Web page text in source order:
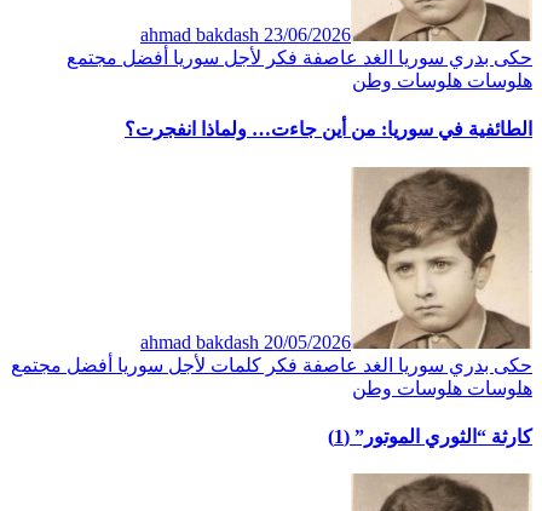
ahmad bakdash 23/06/2026
حكى بدري سوريا الغد عاصفة فكر لأجل سوريا أفضل مجتمع
هلوسات هلوسات وطن
الطائفية في سوريا: من أين جاءت… ولماذا انفجرت؟
ahmad bakdash 20/05/2026
حكى بدري سوريا الغد عاصفة فكر كلمات لأجل سوريا أفضل مجتمع
هلوسات هلوسات وطن
كارثة “الثوري الموتور” (1)